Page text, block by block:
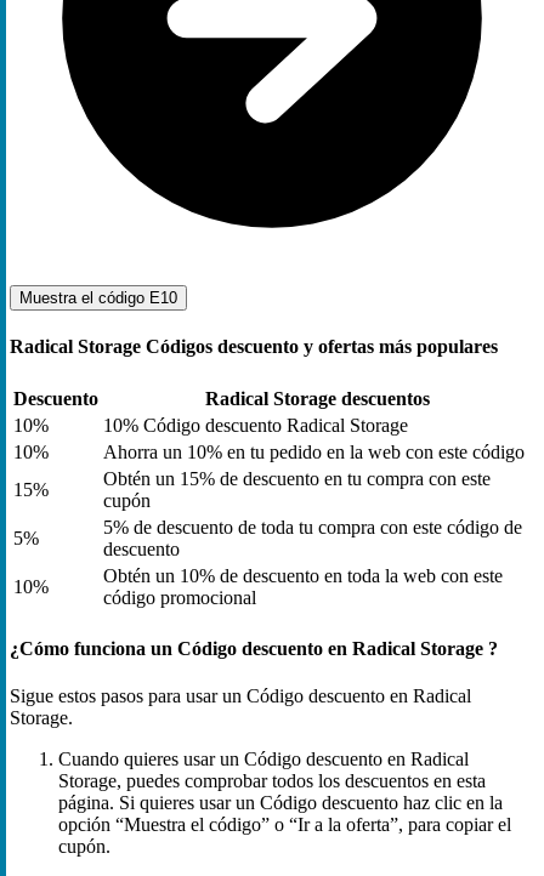
Muestra el código E10
Radical Storage Códigos descuento y ofertas más populares
Descuento
Radical Storage descuentos
10%
10% Código descuento Radical Storage
10%
Ahorra un 10% en tu pedido en la web con este código
15%
Obtén un 15% de descuento en tu compra con este
cupón
5%
5% de descuento de toda tu compra con este código de
descuento
10%
Obtén un 10% de descuento en toda la web con este
código promocional
¿Cómo funciona un Código descuento en Radical Storage ?
Sigue estos pasos para usar un Código descuento en Radical
Storage.
Cuando quieres usar un Código descuento en Radical
Storage, puedes comprobar todos los descuentos en esta
página. Si quieres usar un Código descuento haz clic en la
opción “Muestra el código” o “Ir a la oferta”, para copiar el
cupón.